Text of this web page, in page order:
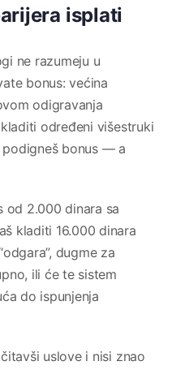
isplati
ne razumeju u
bonus: većina
odigravanja
određeni višestruki
bonus — a
od 2.000 dinara sa
kladiti 16.000 dinara
dugme za
ili će te sistem
do ispunjenja
uslove i nisi znao